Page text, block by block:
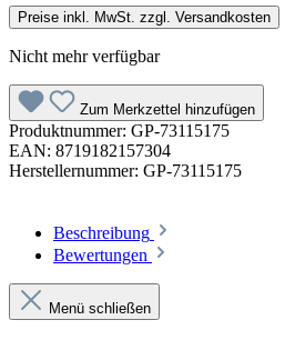
Preise inkl. MwSt. zzgl. Versandkosten
Nicht mehr verfügbar
Zum Merkzettel hinzufügen
Produktnummer: GP-73115175
EAN: 8719182157304
Herstellernummer: GP-73115175
Beschreibung
Bewertungen
Menü schließen